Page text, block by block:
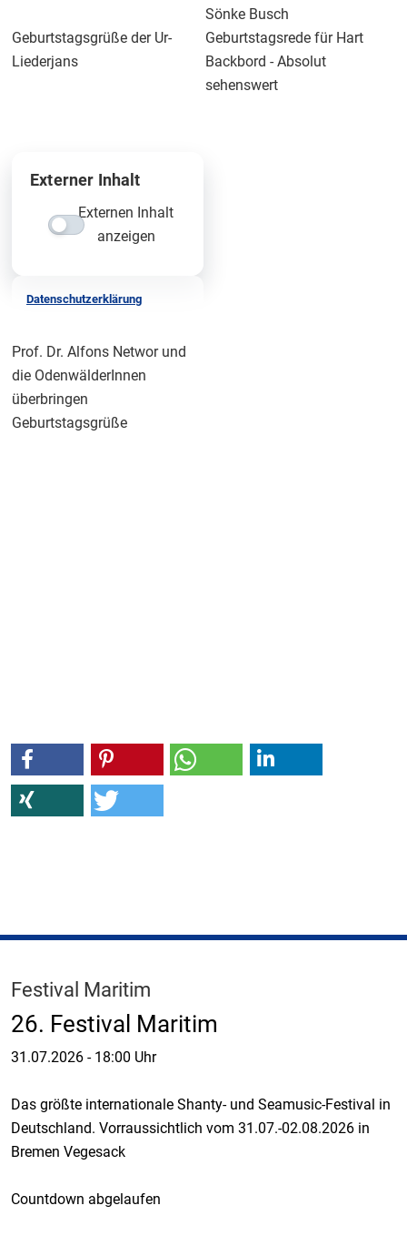
Geburtstagsgrüße der Ur-
Liederjans
Sönke Busch
Geburtstagsrede für Hart
Backbord - Absolut
sehenswert
Externer Inhalt
Externen Inhalt
anzeigen
Datenschutzerklärung
Prof. Dr. Alfons Networ und
die OdenwälderInnen
überbringen
Geburtstagsgrüße
Festival Maritim
26. Festival Maritim
31.07.2026 - 18:00 Uhr
Das größte internationale Shanty- und Seamusic-Festival in
Deutschland. Vorraussichtlich vom 31.07.-02.08.2026 in
Bremen Vegesack
Countdown abgelaufen